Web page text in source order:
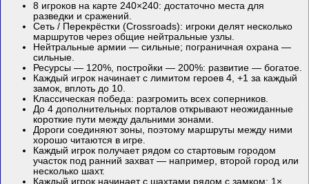
8 игроков на карте 240×240: достаточно места для
разведки и сражений.
Сеть / Перекрёстки (Crossroads): игроки делят несколько
маршрутов через общие нейтральные узлы.
Нейтральные армии — сильные; пограничная охрана —
сильные.
Ресурсы — 120%, постройки — 200%: развитие — богатое.
Каждый игрок начинает с лимитом героев 4, +1 за каждый
замок, вплоть до 10.
Классическая победа: разгромить всех соперников.
До 4 дополнительных порталов открывают неожиданные
короткие пути между дальними зонами.
Дороги соединяют зоны, поэтому маршруты между ними
хорошо читаются в игре.
Каждый игрок получает рядом со стартовым городом
участок под ранний захват — например, второй город или
несколько шахт.
Каждый игрок начинает с шахтами рядом с замком: 1×